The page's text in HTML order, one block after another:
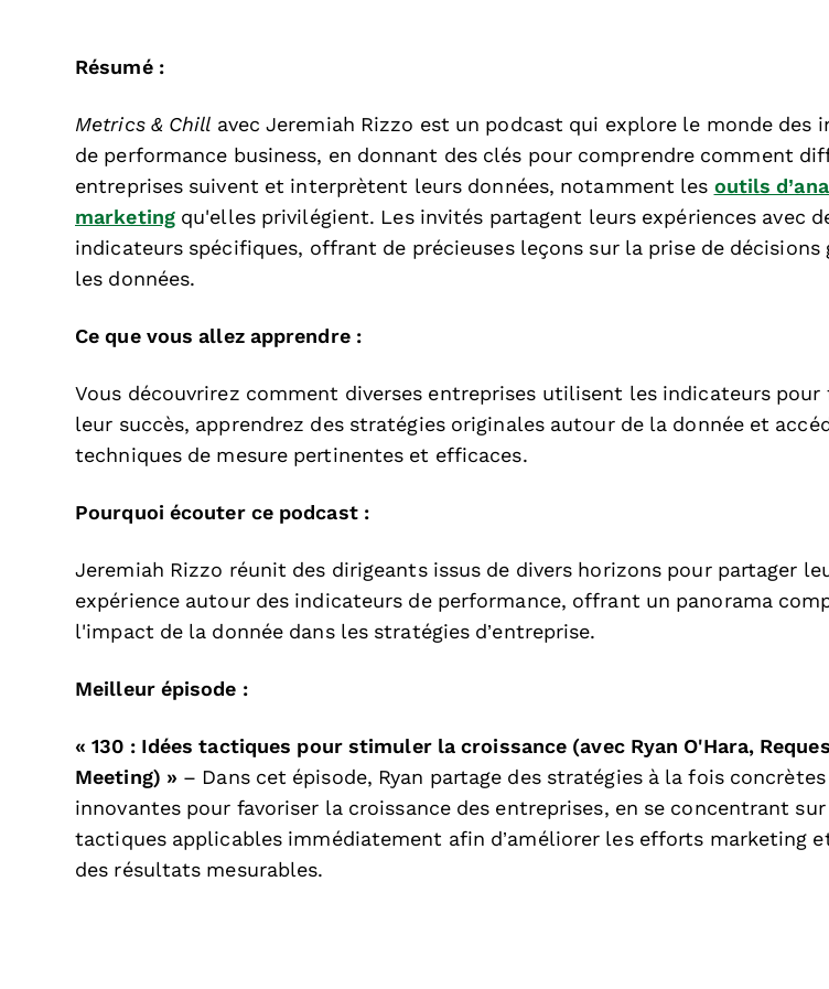
Résumé :
Metrics & Chill avec Jeremiah Rizzo est un podcast qui explore le monde des
de performance business, en donnant des clés pour comprendre comment
entreprises suivent et interprètent leurs données, notamment les outils
marketingqu'elles privilégient. Les invités partagent leurs expériences avec
indicateurs spécifiques, offrant de précieuses leçons sur la prise de décisions
les données.
Ce que vous allez apprendre :
Vous découvrirez comment diverses entreprises utilisent les indicateurs pour
leur succès, apprendrez des stratégies originales autour de la donnée et
techniques de mesure pertinentes et efficaces.
Pourquoi écouter ce podcast :
Jeremiah Rizzo réunit des dirigeants issus de divers horizons pour partager
expérience autour des indicateurs de performance, offrant un panorama
l'impact de la donnée dans les stratégies d’entreprise.
Meilleur épisode :
« 130 : Idées tactiques pour stimuler la croissance (avec Ryan O'Hara,
Meeting) » – Dans cet épisode, Ryan partage des stratégies à la fois
innovantes pour favoriser la croissance des entreprises, en se concentrant sur
tactiques applicables immédiatement afin d’améliorer les efforts marketing
des résultats mesurables.